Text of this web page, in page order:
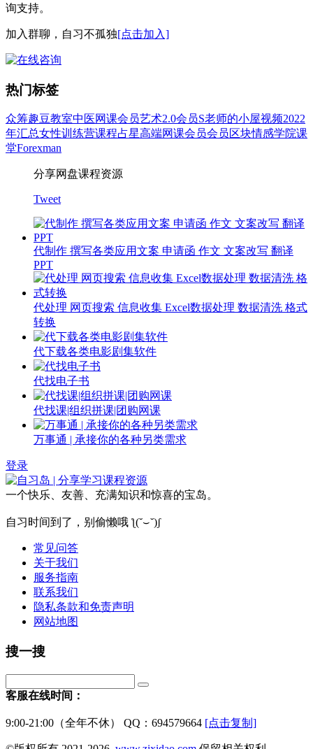
询支持。
加入群聊，自习不孤独[点击加入]
热门标签
众筹趣豆教室中医网课会员艺术2.0会员S老师的小屋视频2022
年汇总女性训练营课程占星高端网课会员会员区块情感学院课
堂Forexman
分享网盘课程资源
Tweet
代制作 撰写各类应用文案 申请函 作文 文案改写 翻译
PPT
代处理 网页搜索 信息收集 Excel数据处理 数据清洗 格式
转换
代下载各类电影剧集软件
代找电子书
代找课|组织拼课|团购网课
万事通 | 承接你的各种另类需求
登录
一个快乐、友善、充满知识和惊喜的宝岛。
自习时间到了，别偷懒哦 ƪ(˘⌣˘)ʃ
常见问答
关于我们
服务指南
联系我们
隐私条款和免责声明
网站地图
搜一搜
客服在线时间：
9:00-21:00（全年不休） QQ：694579664 [点击复制]